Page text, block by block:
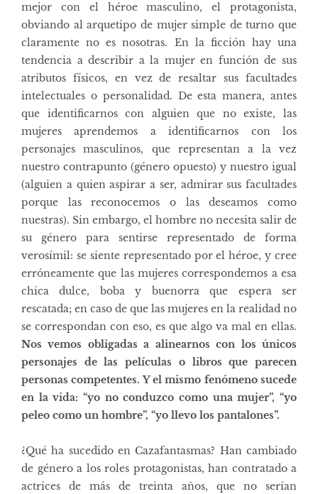
mejor con el héroe masculino, el protagonista,
obviando al arquetipo de mujer simple de turno que
claramente no es nosotras. En la ficción hay una
tendencia a describir a la mujer en función de sus
atributos físicos, en vez de resaltar sus facultades
intelectuales o personalidad. De esta manera, antes
que identificarnos con alguien que no existe, las
mujeres aprendemos a identificarnos con los
personajes masculinos, que representan a la vez
nuestro contrapunto (género opuesto) y nuestro igual
(alguien a quien aspirar a ser, admirar sus facultades
porque las reconocemos o las deseamos como
nuestras). Sin embargo, el hombre no necesita salir de
su género para sentirse representado de forma
verosímil: se siente representado por el héroe, y cree
erróneamente que las mujeres correspondemos a esa
chica dulce, boba y buenorra que espera ser
rescatada; en caso de que las mujeres en la realidad no
se correspondan con eso, es que algo va mal en ellas.
Nos vemos obligadas a alinearnos con los únicos
personajes de las películas o libros que parecen
personas competentes. Y el mismo fenómeno sucede
en la vida: “yo no conduzco como una mujer”, “yo
peleo como un hombre”, “yo llevo los pantalones”.
¿Qué ha sucedido en Cazafantasmas? Han cambiado
de género a los roles protagonistas, han contratado a
actrices de más de treinta años, que no serían